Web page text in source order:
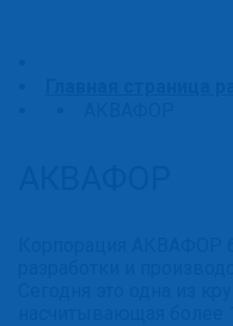
Главная страница
Корпорация АКВАФОР
разработки и
Сегодня это одна из
насчитывающая